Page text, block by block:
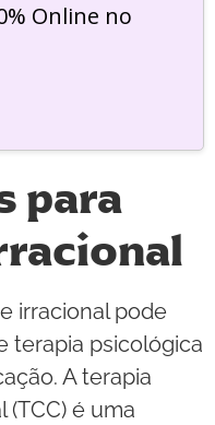
Online no
para
irracional pode
terapia psicológica
A terapia
é uma